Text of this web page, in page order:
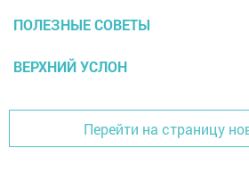
ПОЛЕЗНЫЕ СОВЕТЫ
ВЕРХНИЙ УСЛОН
Перейти на страницу